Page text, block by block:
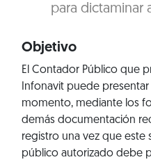
para dictaminar
Objetivo
El Contador Público que
Infonavit puede
momento, mediante los
demás documentación
registro una vez que este
público autorizado debe